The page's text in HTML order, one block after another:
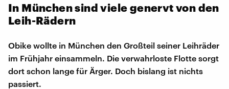
In München sind viele genervt von den
Leih-Rädern
Obike wollte in München den Großteil seiner Leihräder
im Frühjahr einsammeln. Die verwahrloste Flotte sorgt
dort schon lange für Ärger. Doch bislang ist nichts
passiert.